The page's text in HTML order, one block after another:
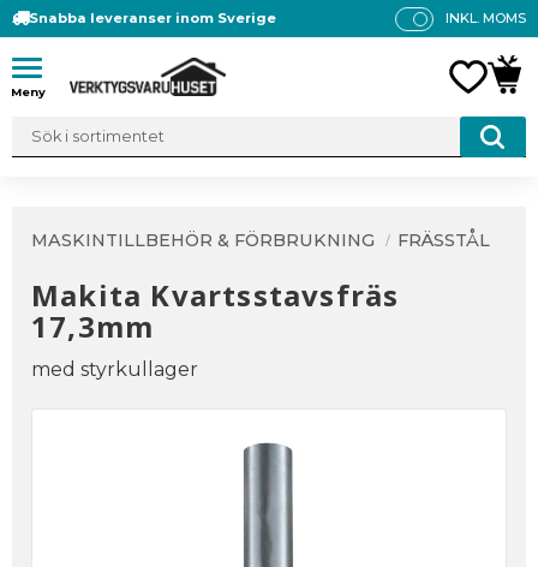
Meny
Snabba leveranser inom Sverige
P
A
INKL. MOMS
MASKINTILLBEHÖR & FÖRBRUKNING FRÄSSTÅL
Makita Kvartsstavsfräs
17,3mm
med styrkullager